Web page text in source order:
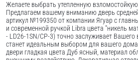
Желаете выбрать утепленную
Предлагаем вашему вниманию дверь
артикул №199350 от компании Ягуар с
и современной ручкой Libra цвета "никель
- LD26-1SN/CP-3) точно заслуживает
станет идеальным выбором для вашего
двери гладкая цвета Дуб ясный, материал